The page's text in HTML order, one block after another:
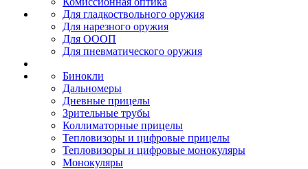
Для гладкоствольного оружия
Для нарезного оружия
Для ОООП
Для пневматического оружия
Бинокли
Дальномеры
Дневные прицелы
Зрительные трубы
Коллиматорные прицелы
Тепловизоры и цифровые прицелы
Тепловизоры и цифровые монокуляры
Монокуляры